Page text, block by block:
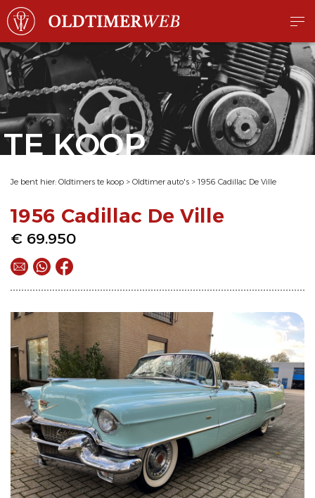
TE KOOP
Je bent hier: Oldtimers te koop > Oldtimer auto's > 1956 Cadillac De Ville
1956 Cadillac De Ville
€ 69.950